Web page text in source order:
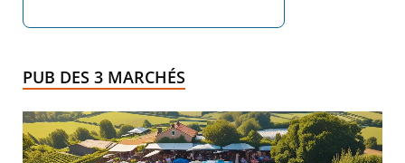
PUB DES 3 MARCHÉS